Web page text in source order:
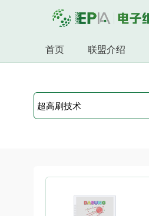
首页 联盟介绍